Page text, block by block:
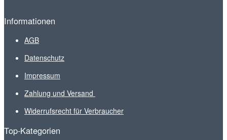
Informationen
AGB
Datenschutz
Impressum
Zahlung und Versand
Widerrufsrecht für Verbraucher
Top-Kategorien